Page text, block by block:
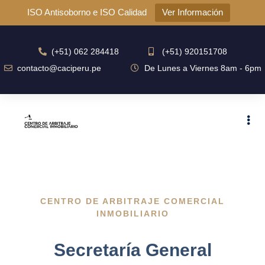
ISO Antisoborno e ISO Calidad Ver Información
(+51) 062 284418
(+51) 920151708
contacto@caciperu.pe
De Lunes a Viernes 8am - 6pm
CENTRO DE ARBITRAJE COMERCIAL
INMOBILIARIO
Secretaría General